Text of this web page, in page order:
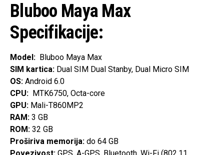
Bluboo Maya Max
Specifikacije:
Model: Bluboo Maya Max
SIM kartica: Dual SIM Dual Stanby, Dual Micro SIM
OS: Android 6.0
CPU: MTK6750, Octa-core
GPU: Mali-T860MP2
RAM: 3 GB
ROM: 32 GB
Proširiva memorija: do 64 GB